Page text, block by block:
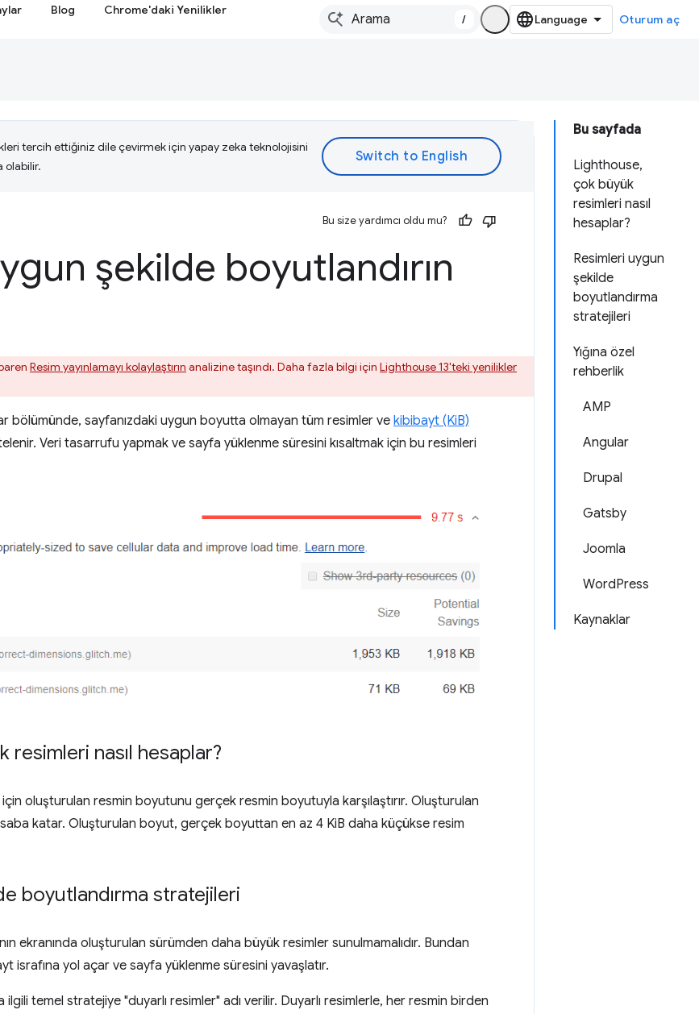
Blog Chrome'daki Yenilikler
/ Oturum aç
Bu sayfada
Lighthouse,
çok büyük
resimleri nasıl
hesaplar?
Resimleri uygun
şekilde
boyutlandırma
stratejileri
Yığına özel
rehberlik
AMP
Angular
Drupal
Gatsby
Joomla
WordPress
Kaynaklar
tercih ettiğiniz dile çevirmek için yapay zeka teknolojisini
olabilir.
Bu size yardımcı oldu mu?
şekilde boyutlandırın
Resim yayınlamayı kolaylaştırın analizine taşındı. Daha fazla bilgi için Lighthouse 13'teki yenilikler
bölümünde, sayfanızdaki uygun boyutta olmayan tüm resimler ve kibibayt (KiB)
Veri tasarrufu yapmak ve sayfa yüklenme süresini kısaltmak için bu resimleri
resimleri nasıl hesaplar?
oluşturulan resmin boyutunu gerçek resmin boyutuyla karşılaştırır. Oluşturulan
katar. Oluşturulan boyut, gerçek boyuttan en az 4 KiB daha küçükse resim
boyutlandırma stratejileri
ekranında oluşturulan sürümden daha büyük resimler sunulmamalıdır. Bundan
israfına yol açar ve sayfa yüklenme süresini yavaşlatır.
temel stratejiye "duyarlı resimler" adı verilir. Duyarlı resimlerle, her resmin birden